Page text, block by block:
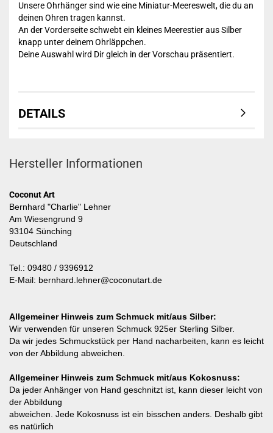
Unsere Ohrhänger sind wie eine Miniatur-Meereswelt, die du an
deinen Ohren tragen kannst.
An der Vorderseite schwebt ein kleines Meerestier aus Silber
knapp unter deinem Ohrläppchen.
Deine Auswahl wird Dir gleich in der Vorschau präsentiert.
DETAILS
Hersteller Informationen
Coconut Art
Bernhard "Charlie" Lehner
Am Wiesengrund 9
93104 Sünching
Deutschland
Tel.: 09480 / 9396912
E-Mail: bernhard.lehner@coconutart.de
Allgemeiner Hinweis zum Schmuck mit/aus Silber:
Wir verwenden für unseren Schmuck 925er Sterling Silber.
Da wir jedes Schmuckstück per Hand nacharbeiten, kann es leicht
von der Abbildung abweichen.
Allgemeiner Hinweis zum Schmuck mit/aus Kokosnuss:
Da jeder Anhänger von Hand geschnitzt ist, kann dieser leicht von
der Abbildung
abweichen. Jede Kokosnuss ist ein bisschen anders. Deshalb gibt
es natürlich